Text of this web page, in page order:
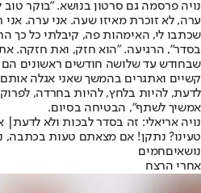
נויה פרסמה גם סרטון בנושא. "בוקר
ערה, לא זוכרת מאיזו שעה. אני ערה. אני
שכתבו לי, האימהות פה, קיבלתי כל כך
בסדר", הרגיעה. "הוא חזק, ואת חזקה.
שבחודש עד שלושה חודשים ראשונים
קשיים ואתגרים בהמשך שאני אגלה
לדעת, להיות בלחץ, להיות בחרדה,
אמשיך לשתף", הבטיחה בסיום.
נויה אריאלי: זה בסדר לבכות ולא לדעת|
טעינו? נתקן! אם מצאתם טעות בכתבה,
נושאיםחמים
אחרי הרצח